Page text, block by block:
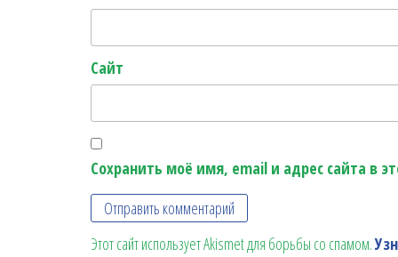
Сайт
Сохранить моё имя, email и адрес сайта в
Этот сайт использует Akismet для борьбы со спамом.